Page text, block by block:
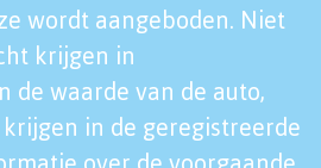
wordt aangeboden. Niet
krijgen in
de waarde van de auto,
in de geregistreerde